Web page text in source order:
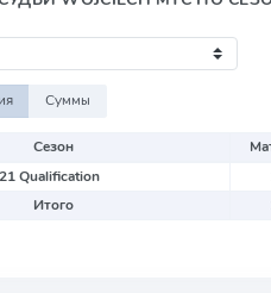
Суммы
Сезон
Qualification
Итого